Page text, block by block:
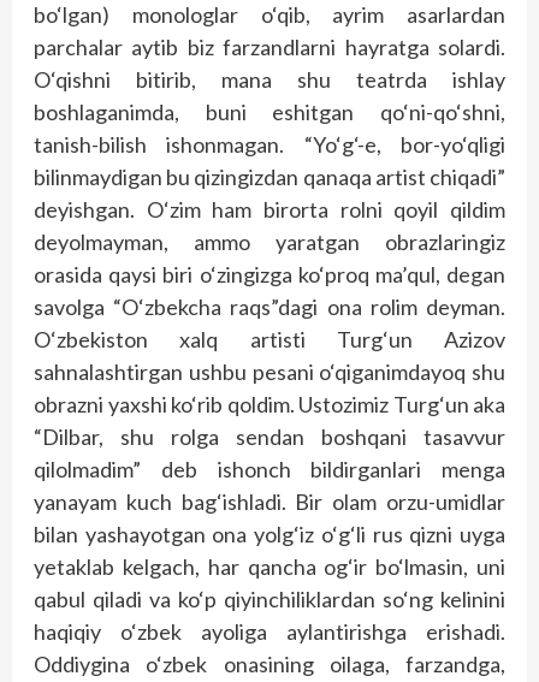
bo‘lgan) monologlar o‘qib, ayrim asarlardan
parchalar aytib biz farzandlarni hayratga solardi.
O‘qishni bitirib, mana shu teatrda ishlay
boshlaganimda, buni eshitgan qo‘ni-qo‘shni,
tanish-bilish ishonmagan. “Yo‘g‘-e, bor-yo‘qligi
bilinmaydigan bu qizingizdan qanaqa artist chiqadi”
deyishgan. O‘zim ham birorta rolni qoyil qildim
deyolmayman, ammo yaratgan obrazlaringiz
orasida qaysi biri o‘zingizga ko‘proq ma’qul, degan
savolga “O‘zbekcha raqs”dagi ona rolim deyman.
O‘zbekiston xalq artisti Turg‘un Azizov
sahnalashtirgan ushbu pesani o‘qiganimdayoq shu
obrazni yaxshi ko‘rib qoldim. Ustozimiz Turg‘un aka
“Dilbar, shu rolga sendan boshqani tasavvur
qilolmadim” deb ishonch bildirganlari menga
yanayam kuch bag‘ishladi. Bir olam orzu-umidlar
bilan yashayotgan ona yolg‘iz o‘g‘li rus qizni uyga
yetaklab kelgach, har qancha og‘ir bo‘lmasin, uni
qabul qiladi va ko‘p qiyinchiliklardan so‘ng kelinini
haqiqiy o‘zbek ayoliga aylantirishga erishadi.
Oddiygina o‘zbek onasining oilaga, farzandga,